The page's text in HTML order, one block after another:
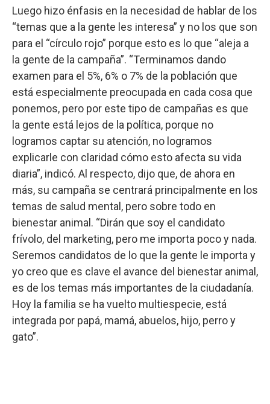
Luego hizo énfasis en la necesidad de hablar de los
“temas que a la gente les interesa” y no los que son
para el “círculo rojo” porque esto es lo que “aleja a
la gente de la campaña”. “Terminamos dando
examen para el 5%, 6% o 7% de la población que
está especialmente preocupada en cada cosa que
ponemos, pero por este tipo de campañas es que
la gente está lejos de la política, porque no
logramos captar su atención, no logramos
explicarle con claridad cómo esto afecta su vida
diaria”, indicó. Al respecto, dijo que, de ahora en
más, su campaña se centrará principalmente en los
temas de salud mental, pero sobre todo en
bienestar animal. “Dirán que soy el candidato
frívolo, del marketing, pero me importa poco y nada.
Seremos candidatos de lo que la gente le importa y
yo creo que es clave el avance del bienestar animal,
es de los temas más importantes de la ciudadanía.
Hoy la familia se ha vuelto multiespecie, está
integrada por papá, mamá, abuelos, hijo, perro y
gato”.